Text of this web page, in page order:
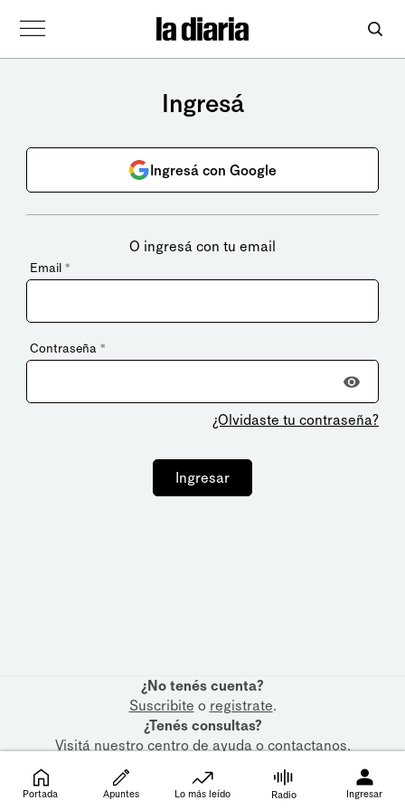
Ingresá
Ingresá con Google
O ingresá con tu email
Email *
Contraseña *
¿Olvidaste tu contraseña?
Ingresar
¿No tenés cuenta?
Suscribite o registrate.
¿Tenés consultas?
Visitá nuestrocentro de ayudaocontactanos.
Portada Apuntes Lo más leído Radio Ingresar